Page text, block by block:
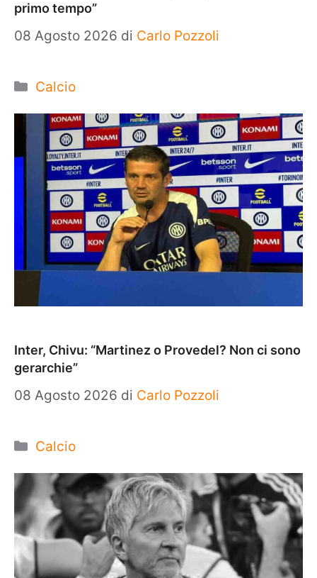
primo tempo”
08 Agosto 2026 di Carlo Pozzoli
Categorie
Calcio
Inter, Chivu: “Martinez o Provedel? Non ci sono
gerarchie”
08 Agosto 2026 di Carlo Pozzoli
Categorie
Calcio